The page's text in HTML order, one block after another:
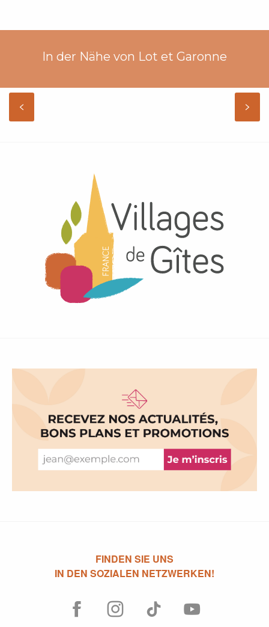
In der Nähe von Lot et Garonne
ENTDECKEN SIE
FINDEN SIE UNS
IN DEN SOZIALEN NETZWERKEN!